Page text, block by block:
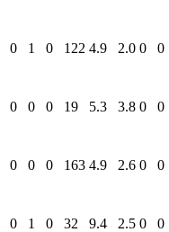
0 1 0 122 4.9 2.0 0
0
0 0 0 19 5.3 3.8 0
0
0 0 0 163 4.9 2.6 0
0
0 1 0 32 9.4 2.5 0
0